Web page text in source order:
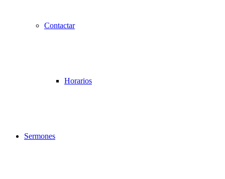
Contactar
Horarios
Sermones